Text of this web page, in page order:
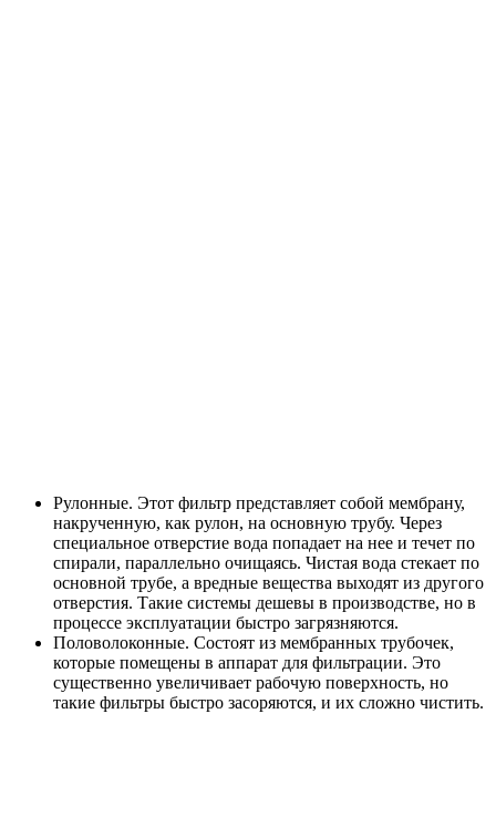
Рулонные. Этот фильтр представляет собой мембрану,
накрученную, как рулон, на основную трубу. Через
специальное отверстие вода попадает на нее и течет по
спирали, параллельно очищаясь. Чистая вода стекает по
основной трубе, а вредные вещества выходят из другого
отверстия. Такие системы дешевы в производстве, но в
процессе эксплуатации быстро загрязняются.
Половолоконные. Состоят из мембранных трубочек,
которые помещены в аппарат для фильтрации. Это
существенно увеличивает рабочую поверхность, но
такие фильтры быстро засоряются, и их сложно чистить.